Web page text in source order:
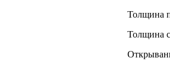
Толщина
Толщина